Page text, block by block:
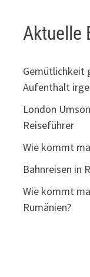
Aktuelle
Gemütlichkeit
Aufenthalt
London
Reiseführer
Wie kommt
Bahnreisen in
Wie kommt
Rumänien?